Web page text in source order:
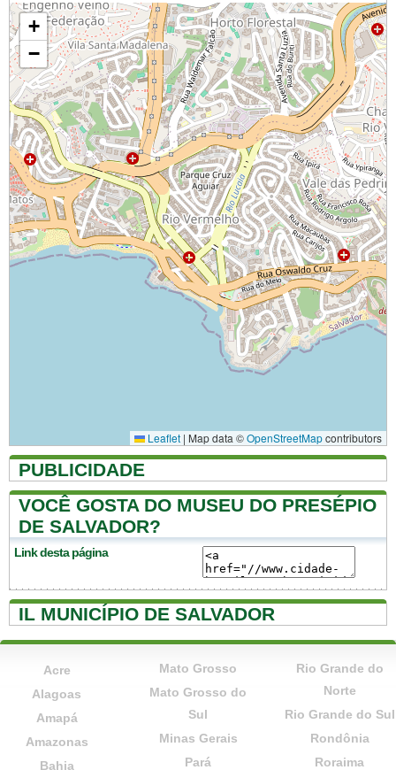
+
−
Leaflet | Map data ©OpenStreetMapcontributors
PUBLICIDADE
VOCÊ GOSTA DO MUSEU DO PRESÉPIO
DE SALVADOR?
Link desta página
IL MUNICÍPIO DE SALVADOR
Acre
Alagoas
Amapá
Amazonas
Bahia
Mato Grosso
Mato Grosso do
Sul
Minas Gerais
Pará
Rio Grande do
Norte
Rio Grande do Sul
Rondônia
Roraima